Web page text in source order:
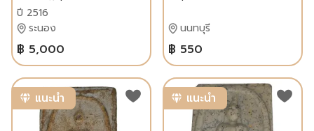
ปี2516 บล็อกหางกระรอก
นิยมที่สุด รับประกันพระแท้
ผิวเดิมครับ
ปี 2516
ระนอง
฿ 5,000
นนทบุรี
฿ 550
แนะนำ แนะนำ